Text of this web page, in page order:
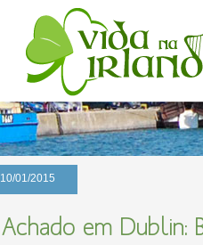
10/01/2015
Achado em Dublin: